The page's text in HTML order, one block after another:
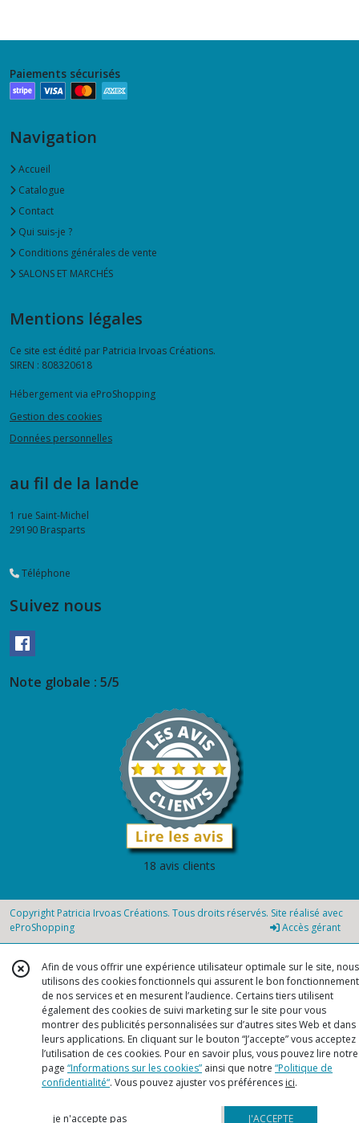
Paiements sécurisés
Navigation
Accueil
Catalogue
Contact
Qui suis-je ?
Conditions générales de vente
SALONS ET MARCHÉS
Mentions légales
Ce site est édité par Patricia Irvoas Créations.
SIREN : 808320618
Hébergement via eProShopping
Gestion des cookies
Données personnelles
au fil de la lande
1 rue Saint-Michel
29190 Brasparts
Téléphone
Suivez nous
Note globale : 5/5
18 avis clients
Copyright Patricia Irvoas Créations. Tous droits réservés. Site réalisé avec
eProShopping
Accès gérant
Afin de vous offrir une expérience utilisateur optimale sur le site, nous
utilisons des cookies fonctionnels qui assurent le bon fonctionnement
de nos services et en mesurent l’audience. Certains tiers utilisent
également des cookies de suivi marketing sur le site pour vous
montrer des publicités personnalisées sur d’autres sites Web et dans
leurs applications. En cliquant sur le bouton “J’accepte” vous acceptez
l’utilisation de ces cookies. Pour en savoir plus, vous pouvez lire notre
page “Informations sur les cookies” ainsi que notre “Politique de
confidentialité“. Vous pouvez ajuster vos préférences ici.
je n'accepte pas J'ACCEPTE